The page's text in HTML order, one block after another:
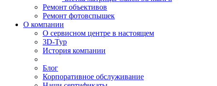
Ремонт объективов
Ремонт фотовспышек
О компании
О сервисном центре в настоящем
3D-Тур
История компании
Блог
Корпоративное обслуживание